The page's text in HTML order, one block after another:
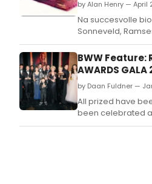
by Alan Henry — April
Na succesvolle
Sonneveld,
aankomend
M.
BWW Feature:
AWARDS GALA
by Daan Fuldner —
All prized have
been celebrated
safely stowed for